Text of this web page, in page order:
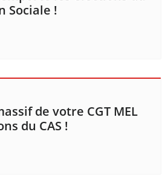
Sociale !
de votre CGT MEL
du CAS !